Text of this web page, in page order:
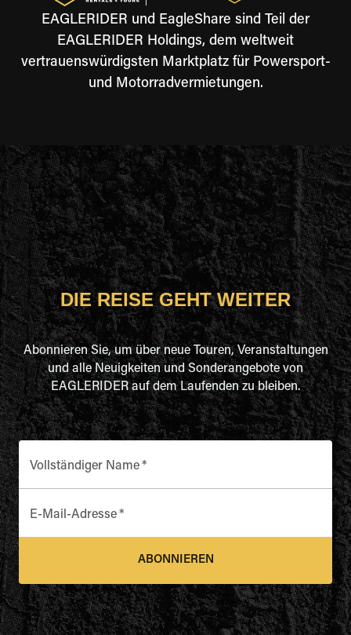
EAGLERIDER und EagleShare sind Teil der
EAGLERIDER Holdings, dem weltweit
vertrauenswürdigsten Marktplatz für Powersport-
und Motorradvermietungen.
DIE REISE GEHT WEITER
Abonnieren Sie, um über neue Touren, Veranstaltungen
und alle Neuigkeiten und Sonderangebote von
EAGLERIDER auf dem Laufenden zu bleiben.
Vollständiger Name*
E-Mail-Adresse*
ABONNIEREN